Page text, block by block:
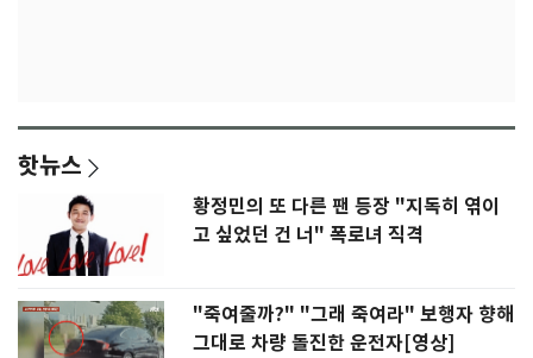
핫뉴스
황정민의 또 다른 팬 등장 "지독히 엮이
고 싶었던 건 너" 폭로녀 직격
"죽여줄까?" "그래 죽여라" 보행자 향해
그대로 차량 돌진한 운전자[영상]